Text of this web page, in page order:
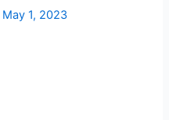
May 1, 2023